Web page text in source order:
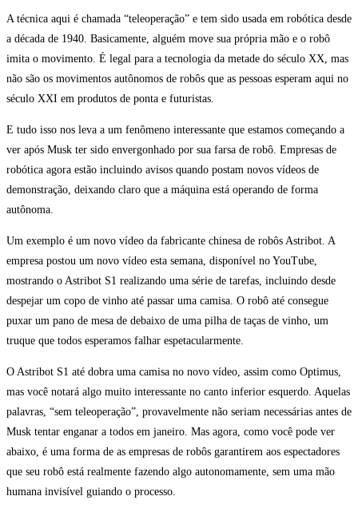
A técnica aqui é chamada “teleoperação” e tem sido usada em robótica desde
a década de 1940. Basicamente, alguém move sua própria mão e o robô
imita o movimento. É legal para a tecnologia da metade do século XX, mas
não são os movimentos autônomos de robôs que as pessoas esperam aqui no
século XXI em produtos de ponta e futuristas.
E tudo isso nos leva a um fenômeno interessante que estamos começando a
ver após Musk ter sido envergonhado por sua farsa de robô. Empresas de
robótica agora estão incluindo avisos quando postam novos vídeos de
demonstração, deixando claro que a máquina está operando de forma
autônoma.
Um exemplo é um novo vídeo da fabricante chinesa de robôs Astribot. A
empresa postou um novo vídeo esta semana, disponível no YouTube,
mostrando o Astribot S1 realizando uma série de tarefas, incluindo desde
despejar um copo de vinho até passar uma camisa. O robô até consegue
puxar um pano de mesa de debaixo de uma pilha de taças de vinho, um
truque que todos esperamos falhar espetacularmente.
O Astribot S1 até dobra uma camisa no novo vídeo, assim como Optimus,
mas você notará algo muito interessante no canto inferior esquerdo. Aquelas
palavras, “sem teleoperação”, provavelmente não seriam necessárias antes de
Musk tentar enganar a todos em janeiro. Mas agora, como você pode ver
abaixo, é uma forma de as empresas de robôs garantirem aos espectadores
que seu robô está realmente fazendo algo autonomamente, sem uma mão
humana invisível guiando o processo.